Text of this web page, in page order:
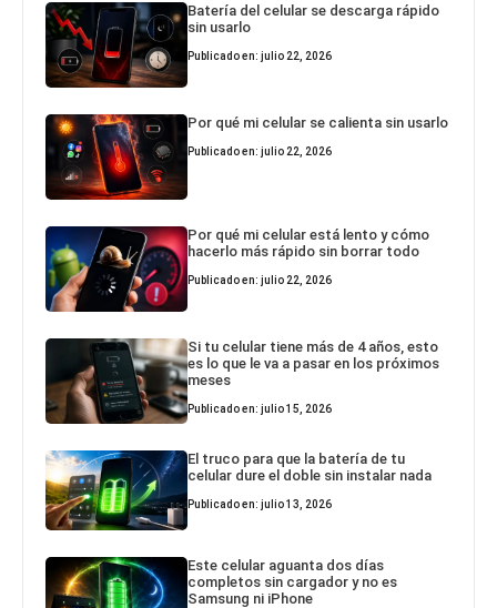
Batería del celular se descarga rápido
sin usarlo
Publicado en: julio 22, 2026
Por qué mi celular se calienta sin usarlo
Publicado en: julio 22, 2026
Por qué mi celular está lento y cómo
hacerlo más rápido sin borrar todo
Publicado en: julio 22, 2026
Si tu celular tiene más de 4 años, esto
es lo que le va a pasar en los próximos
meses
Publicado en: julio 15, 2026
El truco para que la batería de tu
celular dure el doble sin instalar nada
Publicado en: julio 13, 2026
Este celular aguanta dos días
completos sin cargador y no es
Samsung ni iPhone